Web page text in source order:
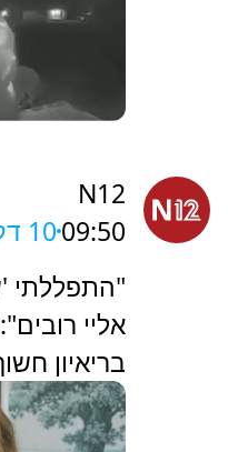
N12
09:5010 דקות
"התפללתי
אליי
בריאיון